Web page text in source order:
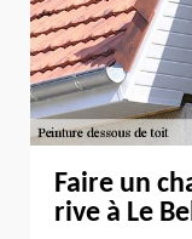
Faire un
rive à Le